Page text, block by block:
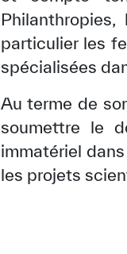
particulier les
spécialisées
Au terme de
soumettre le
immatériel
les projets